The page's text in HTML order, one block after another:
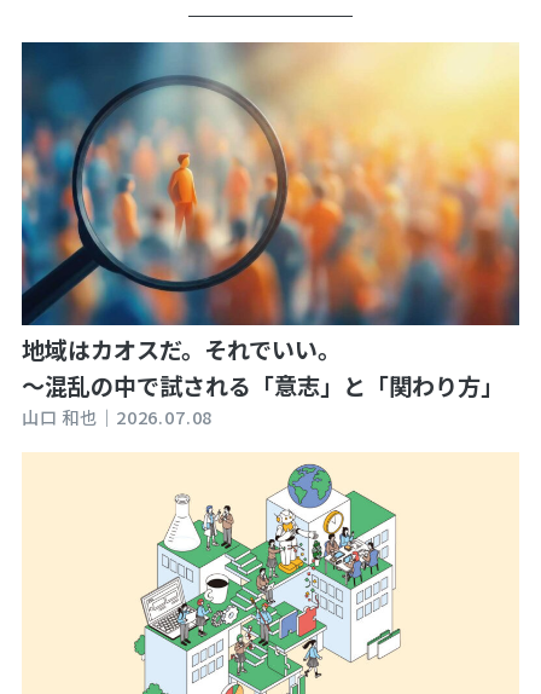
地域はカオスだ。それでいい。
～混乱の中で試される「意志」と「関わり方」
山口 和也｜ 2026.07.08